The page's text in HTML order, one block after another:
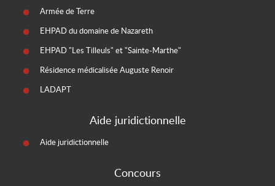
Armée de Terre
EHPAD du domaine de Nazareth
EHPAD "Les Tilleuls" et "Sainte-Marthe"
Résidence médicalisée Auguste Renoir
LADAPT
Aide juridictionnelle
Aide juridictionnelle
Concours